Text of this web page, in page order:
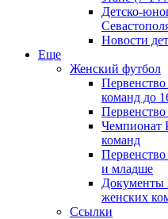
Детско-
Новости
Еще
Женский футбол
команд до
Чемпионат
команд
и младше
Документы
женских
Ссылки